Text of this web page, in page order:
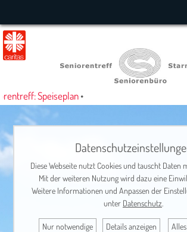
Speiseplan•
Diese Webseite nutzt Cookies und tauscht Daten
Mit der weiteren Nutzung wird dazu eine
Weitere Informationen und Anpassen der
unter Datenschutz
Nur notwendige Details anzeigen